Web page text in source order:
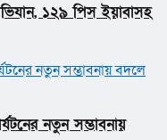
১২৯ পিস ইয়াবাসহ
নতুন সম্ভাবনায়